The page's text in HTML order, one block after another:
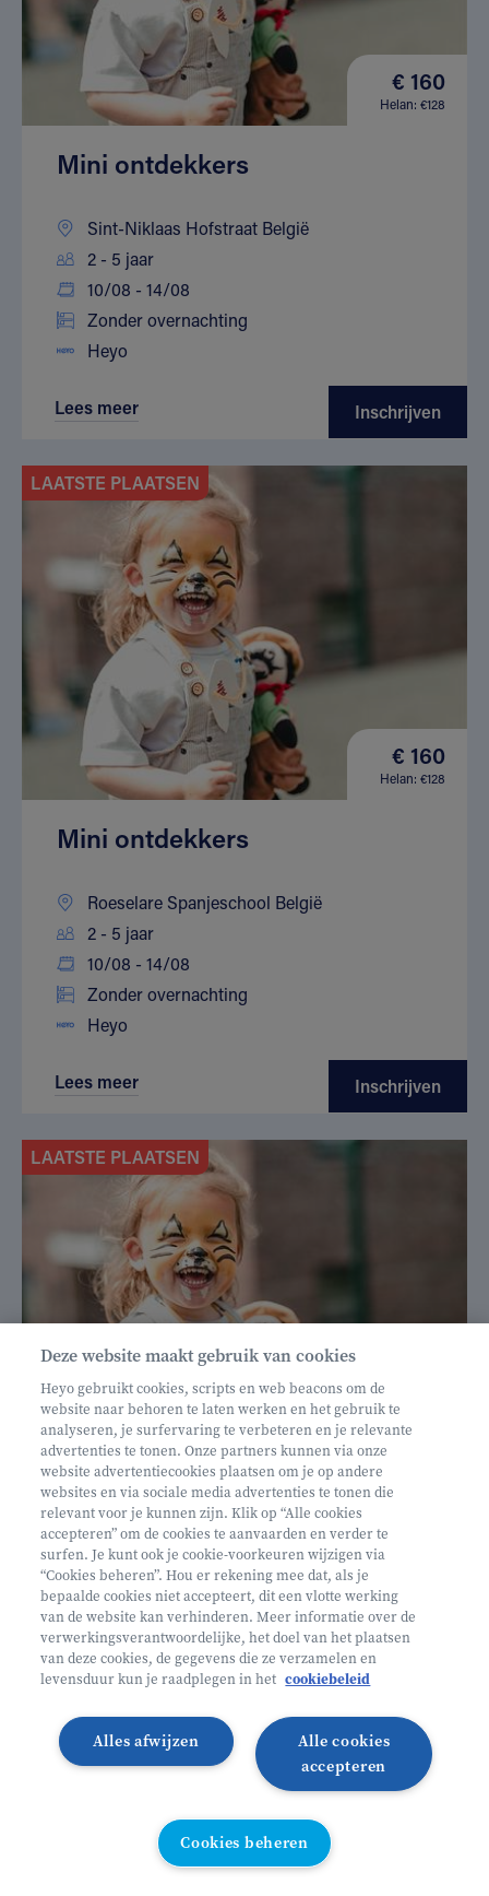
€ 160
Helan: €128
Mini ontdekkers
Sint-Niklaas Hofstraat België
2 - 5 jaar
10/08 - 14/08
Zonder overnachting
Heyo
Lees meer Inschrijven
LAATSTE PLAATSEN
€ 160
Helan: €128
Mini ontdekkers
Roeselare Spanjeschool België
2 - 5 jaar
10/08 - 14/08
Zonder overnachting
Heyo
Lees meer Inschrijven
LAATSTE PLAATSEN
€ 160
Helan: €128
Mini ontdekkers
Beernem België
2 - 5 jaar
10/08 - 14/08
Zonder overnachting
Lees meer Inschrijven
VANAF 2,5 JAAR
Deze website maakt gebruik van cookies
Heyo gebruikt cookies, scripts en web beacons om de
website naar behoren te laten werken en het gebruik te
analyseren, je surfervaring te verbeteren en je relevante
advertenties te tonen. Onze partners kunnen via onze
website advertentiecookies plaatsen om je op andere
websites en via sociale media advertenties te tonen die
relevant voor je kunnen zijn. Klik op “Alle cookies
accepteren” om de cookies te aanvaarden en verder te
surfen. Je kunt ook je cookie-voorkeuren wijzigen via
“Cookies beheren”. Hou er rekening mee dat, als je
bepaalde cookies niet accepteert, dit een vlotte werking
van de website kan verhinderen. Meer informatie over de
verwerkingsverantwoordelijke, het doel van het plaatsen
van deze cookies, de gegevens die ze verzamelen en
levensduur kun je raadplegen in het cookiebeleid
Alle cookies
accepteren
Alles afwijzen
Cookies beheren